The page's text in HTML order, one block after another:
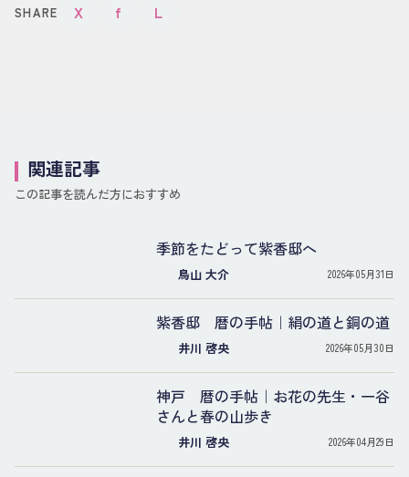
SHARE X f L
関連記事
この記事を読んだ方におすすめ
季節をたどって紫香邸へ
鳥山 大介 2026年05月31日
紫香邸 暦の手帖｜絹の道と銅の道
井川 啓央 2026年05月30日
神戸 暦の手帖｜お花の先生・一谷
さんと春の山歩き
井川 啓央 2026年04月29日